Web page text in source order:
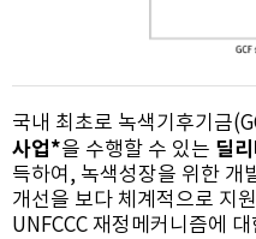
국내 최초로 녹색기후기금
사업*을 수행할 수 있는 딜
득하여, 녹색성장을 위한 개
개선을 보다 체계적으로 지
UNFCCC 재정메커니즘에